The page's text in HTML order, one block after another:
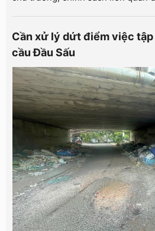
Cần xử lý dứt điểm việc
cầu Đầu Sấu